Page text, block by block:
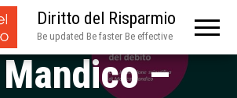
Diritto del Risparmio
Be updated Be faster Be effective
–